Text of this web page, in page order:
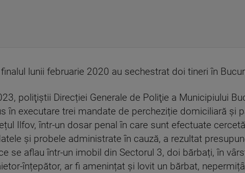
lunii februarie 2020 au sechestrat doi tineri în
poliţiştii Direcției Generale de Poliţie a Municipiului
în executare trei mandate de percheziție domiciliară și
Ilfov, într-un dosar penal în care sunt efectuate
și probele administrate în cauză, a rezultat
se aflau într-un imobil din Sectorul 3, doi bărbați, în
înțepător, ar fi amenințat și lovit un bărbat,